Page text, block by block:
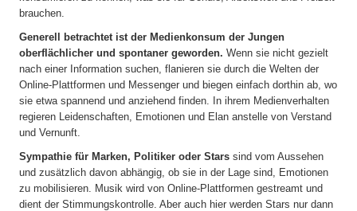
brauchen.
Generell betrachtet ist der Medienkonsum der Jungen
oberflächlicher und spontaner geworden. Wenn sie nicht gezielt
nach einer Information suchen, flanieren sie durch die Welten der
Online-Plattformen und Messenger und biegen einfach dorthin ab, wo
sie etwa spannend und anziehend finden. In ihrem Medienverhalten
regieren Leidenschaften, Emotionen und Elan anstelle von Verstand
und Vernunft.
Sympathie für Marken, Politiker oder Stars sind vom Aussehen
und zusätzlich davon abhängig, ob sie in der Lage sind, Emotionen
zu mobilisieren. Musik wird von Online-Plattformen gestreamt und
dient der Stimmungskontrolle. Aber auch hier werden Stars nur dann